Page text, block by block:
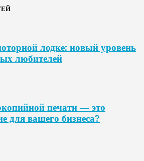
лодке: новый уровень
любителей
печати — это
для вашего бизнеса?